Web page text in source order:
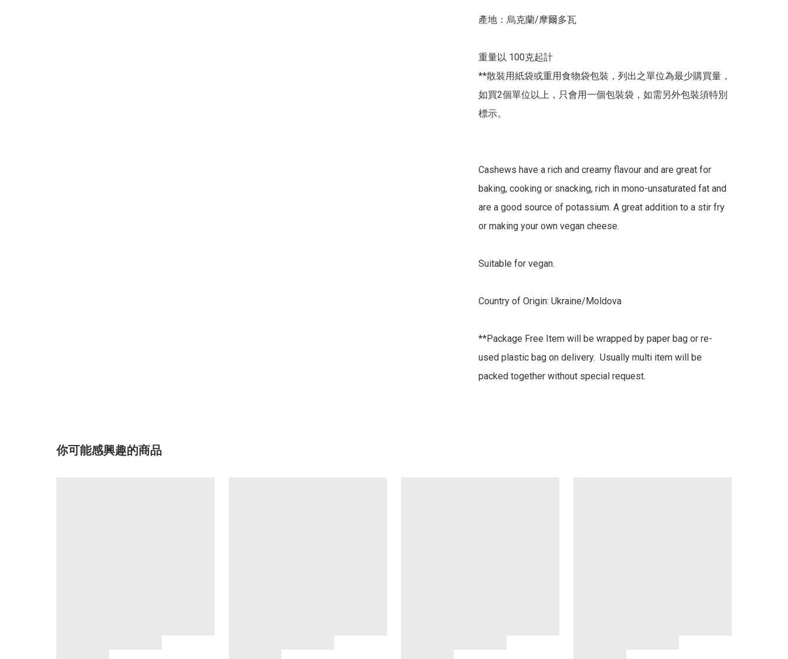
產地：烏克蘭/摩爾多瓦
重量以 100克起計
**散裝用紙袋或重用食物袋包裝，列出之單位為最少購買量，
如買2個單位以上，只會用一個包裝袋，如需另外包裝須特別
標示。
Cashews have a rich and creamy flavour and are great for
baking, cooking or snacking, rich in mono-unsaturated fat and
are a good source of potassium. A great addition to a stir fry
or making your own vegan cheese.
Suitable for vegan.
Country of Origin: Ukraine/Moldova
**Package Free Item will be wrapped by paper bag or re-
used plastic bag on delivery.  Usually multi item will be
packed together without special request.
你可能感興趣的商品